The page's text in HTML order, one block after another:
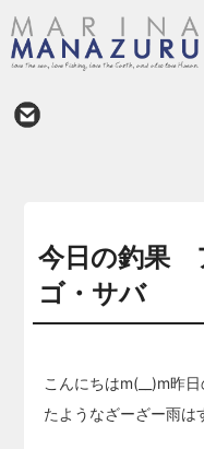
今日の釣果
ゴ・サバ
こんにちはm(__)m昨
たようなざーざー雨は